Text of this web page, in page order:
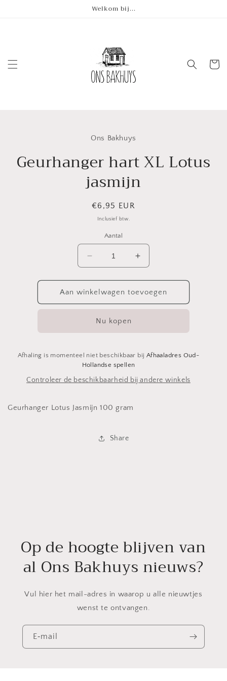
Welkom bij...
Ons Bakhuys
Geurhanger hart XL Lotus
jasmijn
Normale
prijs
€6,95 EUR
Inclusief btw.
Aantal
Aantal
verlagen
voor
Geurhanger
hart
Lotus
jasmijn
Aantal
verhogen
voor
Geurhanger
hart
jasmijn
Aan winkelwagen toevoegen
Nu kopen
Afhaling is momenteel niet beschikbaar bij Afhaaladres Oud-
Hollandse spellen
Controleer de beschikbaarheid bij andere winkels
Geurhanger Lotus Jasmijn 100 gram
Share
Op de hoogte blijven van
al Ons Bakhuys nieuws?
Vul hier het mail-adres in waarop u alle nieuwtjes
wenst te ontvangen.
E‑mail